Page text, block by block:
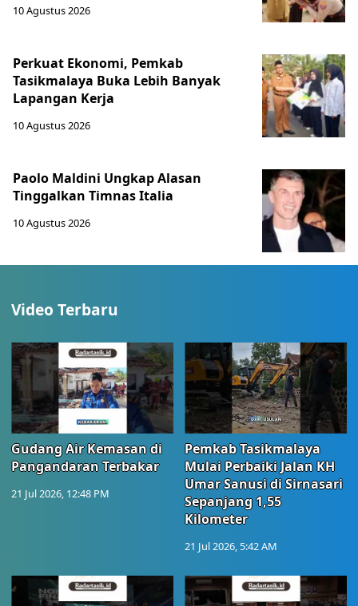
10 Agustus 2026
Perkuat Ekonomi, Pemkab
Tasikmalaya Buka Lebih Banyak
Lapangan Kerja
10 Agustus 2026
Paolo Maldini Ungkap Alasan
Tinggalkan Timnas Italia
10 Agustus 2026
Video Terbaru
Gudang Air Kemasan di
Pangandaran Terbakar
21 Jul 2026, 12:48 PM
Pemkab Tasikmalaya
Mulai Perbaiki Jalan KH
Umar Sanusi di Sirnasari
Sepanjang 1,55
Kilometer
21 Jul 2026, 5:42 AM